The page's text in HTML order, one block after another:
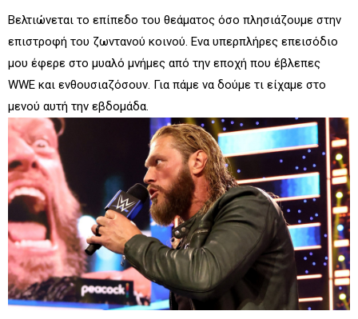
Βελτιώνεται το επίπεδο του θεάματος όσο πλησιάζουμε στην
επιστροφή του ζωντανού κοινού. Ενα υπερπλήρες επεισόδιο
μου έφερε στο μυαλό μνήμες από την εποχή που έβλεπες
WWE και ενθουσιαζόσουν. Για πάμε να δούμε τι είχαμε στο
μενού αυτή την εβδομάδα.